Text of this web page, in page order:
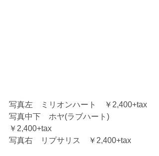
写真左　ミリオンハート　￥2,400+tax
写真中下　ホヤ(ラブハート)
￥2,400+tax
写真右　リプサリス　￥2,400+tax